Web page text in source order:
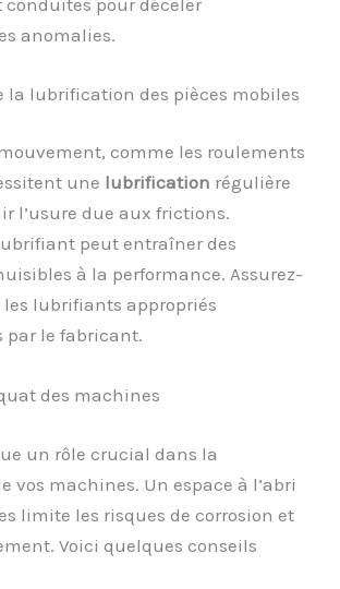
conduites pour déceler
anomalies.
la lubrification des pièces mobiles
comme les roulements
une lubrification régulière
l’usure due aux frictions.
peut entraîner des
à la performance. Assurez-
les lubrifiants appropriés
par le fabricant.
des machines
un rôle crucial dans la
vos machines. Un espace à l’abri
limite les risques de corrosion et
Voici quelques conseils